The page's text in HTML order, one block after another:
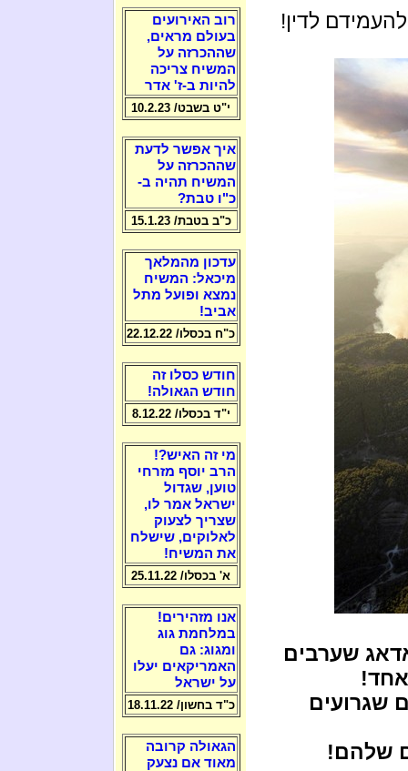
לדין!
שערבים
שגרועים
שלהם!
רוב האירועים
בעולם מראים,
שההכרזה על
המשיח צריכה
להיות ב-ז' אדר
י"ט בשבט/ 10.2.23
איך אפשר לדעת
שההכרזה על
המשיח תהיה ב-
כ"ו טבת?
כ"ב בטבת/ 15.1.23
עדכון מהמלאך
מיכאל: המשיח
נמצא ופועל מתל
אביב!
כ"ח בכסלו/ 22.12.22
חודש כסלו זה
חודש הגאולה!
י"ד בכסלו/ 8.12.22
מי זה האיש?!
הרב יוסף מזרחי
טוען, שגדול
ישראל אמר לו,
שצריך לצעוק
לאלוקים, שישלח
את המשיח!
א' בכסלו/ 25.11.22
אנו מזהירים!
במלחמת גוג
ומגוג: גם
האמריקאים יעלו
על ישראל
כ"ד בחשון/ 18.11.22
הגאולה קרובה
מאוד אם נצעק